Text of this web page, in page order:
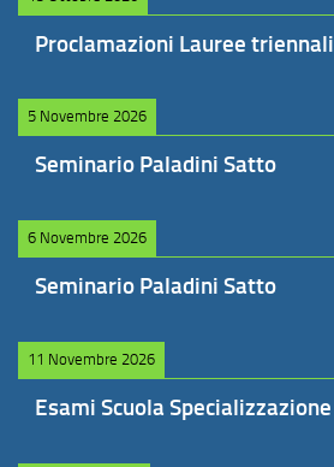
Proclamazioni Lauree triennali
5 Novembre 2026
Seminario Paladini Satto
6 Novembre 2026
Seminario Paladini Satto
11 Novembre 2026
Esami Scuola Specializzazione